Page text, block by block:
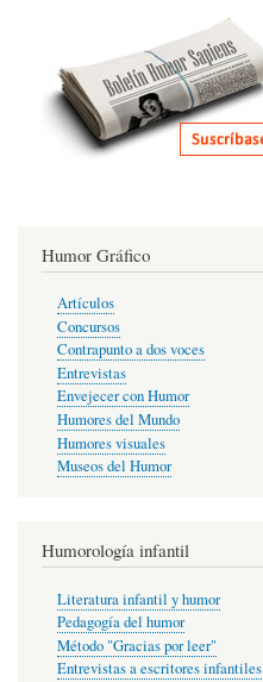
Humor Gráfico
Artículos
Concursos
Contrapunto a dos voces
Entrevistas
Envejecer con Humor
Humores del Mundo
Humores visuales
Museos del Humor
Humorología infantil
Literatura infantil y humor
Pedagogía del humor
Método "Gracias por leer"
Entrevistas a escritores infantiles